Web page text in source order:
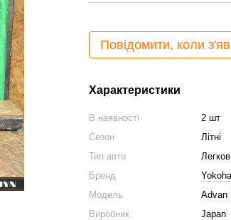
Повідомити, коли
Характеристики
В наявності
2 шт
Сезон
Літні
Тип авто
Легкові
Бренд
Модель
Advan
Виробник
Japan